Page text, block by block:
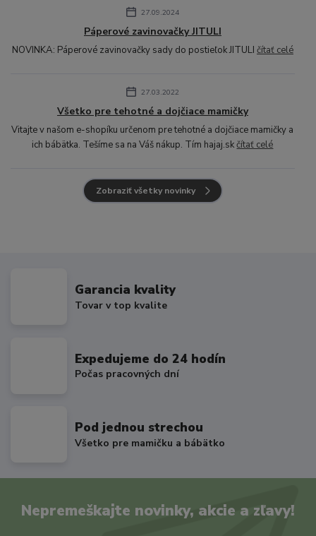
27.09.2024
Páperové zavinovačky JITULI
NOVINKA: Páperové zavinovačky sady do postieľok JITULI čítať celé
27.03.2022
Všetko pre tehotné a dojčiace mamičky
Vitajte v našom e-shopíku určenom pre tehotné a dojčiace mamičky a
ich bábätka. Tešíme sa na Váš nákup. Tím hajaj.skčítať celé
Zobraziť všetky novinky
Garancia kvality
Tovar v top kvalite
Expedujeme do 24 hodín
Počas pracovných dní
Pod jednou strechou
Všetko pre mamičku a bábätko
Nepremeškajte novinky, akcie a zľavy!